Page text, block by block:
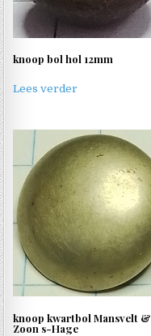
knoop bol hol 12mm
Lees verder
knoop kwartbol Mansvelt &
Zoon s-Hage